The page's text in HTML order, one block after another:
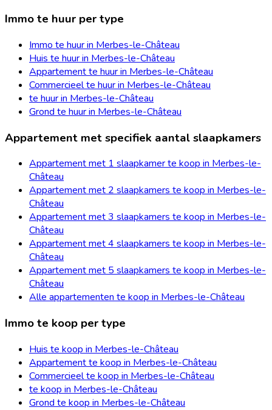
Immo te huur per type
Immo te huur in Merbes-le-Château
Huis te huur in Merbes-le-Château
Appartement te huur in Merbes-le-Château
Commercieel te huur in Merbes-le-Château
te huur in Merbes-le-Château
Grond te huur in Merbes-le-Château
Appartement met specifiek aantal slaapkamers
Appartement met 1 slaapkamer te koop in Merbes-le-
Château
Appartement met 2 slaapkamers te koop in Merbes-le-
Château
Appartement met 3 slaapkamers te koop in Merbes-le-
Château
Appartement met 4 slaapkamers te koop in Merbes-le-
Château
Appartement met 5 slaapkamers te koop in Merbes-le-
Château
Alle appartementen te koop in Merbes-le-Château
Immo te koop per type
Huis te koop in Merbes-le-Château
Appartement te koop in Merbes-le-Château
Commercieel te koop in Merbes-le-Château
te koop in Merbes-le-Château
Grond te koop in Merbes-le-Château